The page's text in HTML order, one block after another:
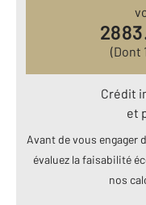
(Dont
Crédit
et
Avant de vous engager
évaluez la faisabilité
nos